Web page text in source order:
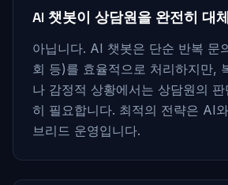
AI 챗봇이 상담원을 완전히 대
아닙니다. AI 챗봇은 단순 반복 문
회 등)를 효율적으로 처리하지만,
나 감정적 상황에서는 상담원의
히 필요합니다. 최적의 전략은 AI
브리드 운영입니다.